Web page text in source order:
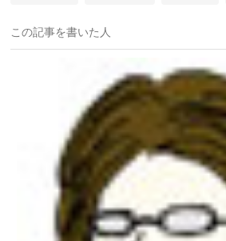
この記事を書いた人